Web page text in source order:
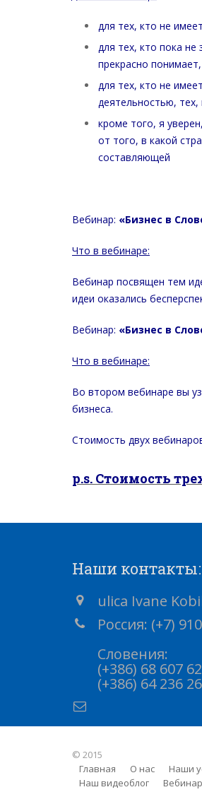
для тех, кто не
для тех, кто пока
прекрасно
для тех, кто не
деятельностью,
кроме того, я
от того, в какой
составляющей
Вебинар: «Бизнес в
Что в вебинаре:
Вебинар посвящен тем
идеи оказались
Вебинар: «Бизнес в
Что в вебинаре:
Во втором вебинаре вы
бизнеса.
Стоимость двух
p.s. Стоимость
Наши контакты:
ulica Ivane
Россия: (+7)
Словения:
(+386) 68 607
(+386) 64 236
© 2015
Главная
О нас Наши
Наш видеоблог